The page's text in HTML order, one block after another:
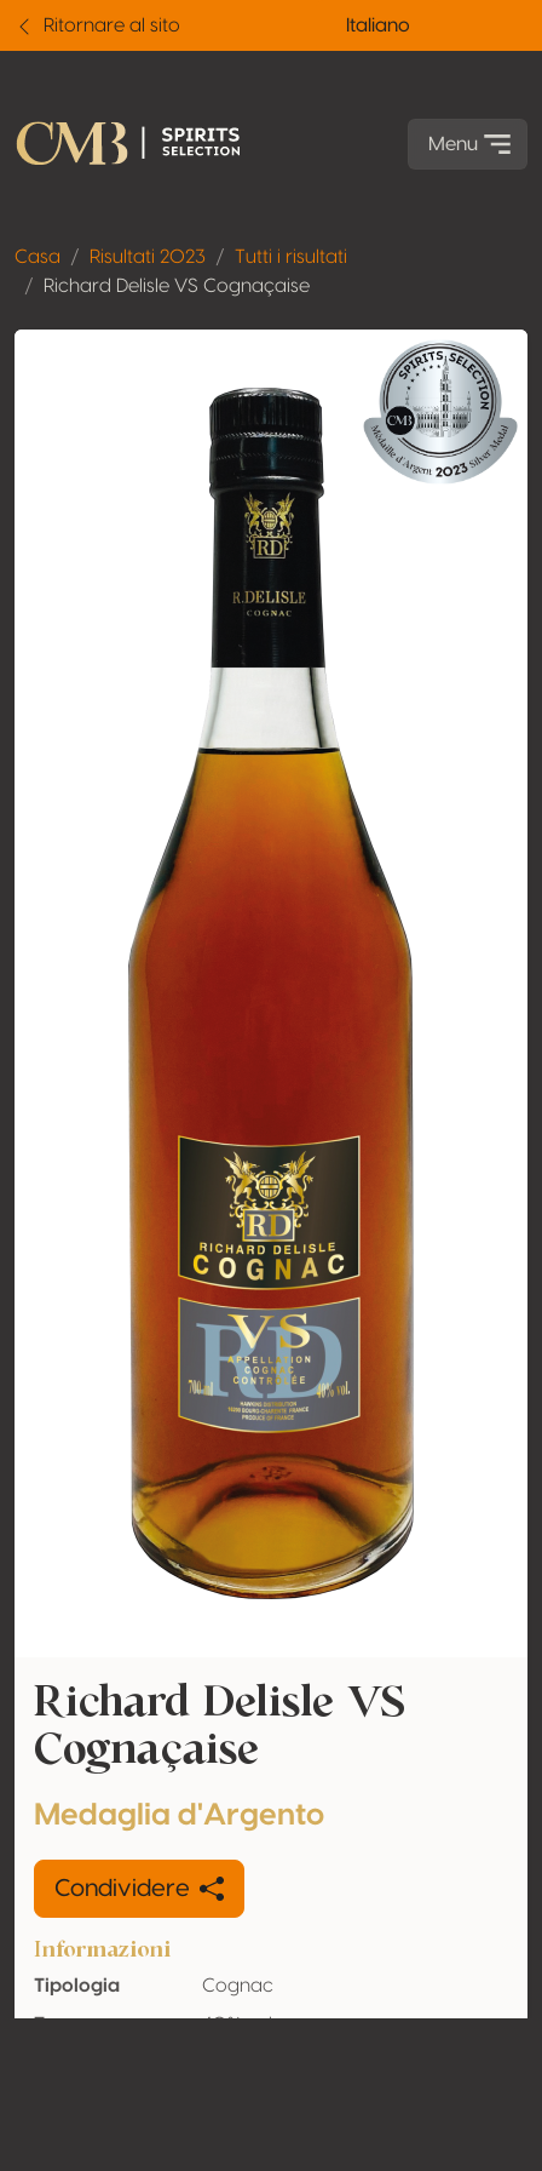
Ritornare al sito Italiano
Menu
Casa Risultati 2023
Tutti i risultati
Richard Delisle VS Cognaçaise
Richard Delisle VS
Cognaçaise
Medaglia d'Argento
Condividere
Informazioni
Tipologia
Cognac
Tenore
40% vol